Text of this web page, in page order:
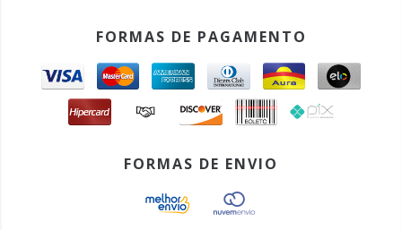
FORMAS DE PAGAMENTO
FORMAS DE ENVIO